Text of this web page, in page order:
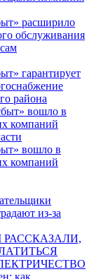
расширило
обслуживания
гарантирует
района
вошло в
компаний
вошло в
компаний
из-за